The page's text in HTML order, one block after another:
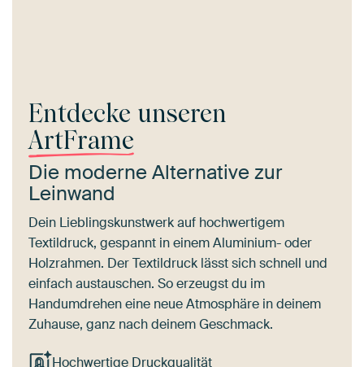
Entdecke unseren
ArtFrame
Die moderne Alternative zur
Leinwand
Dein Lieblingskunstwerk auf hochwertigem
Textildruck, gespannt in einem Aluminium- oder
Holzrahmen. Der Textildruck lässt sich schnell und
einfach austauschen. So erzeugst du im
Handumdrehen eine neue Atmosphäre in deinem
Zuhause, ganz nach deinem Geschmack.
Hochwertige Druckqualität